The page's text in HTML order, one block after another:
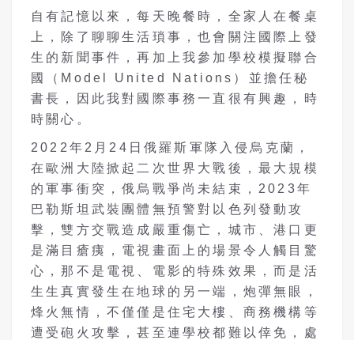
自有記憶以來，每天晚餐時，全家人在餐桌
上，除了聊聊生活瑣事，也會關注國際上發
生的新聞事件，再加上我參加學校模擬聯合
國（Model United Nations）並擔任秘
書長，因此我對國際事務一直很有興趣，時
時關心。
2022年2月24日俄羅斯軍隊入侵烏克蘭，
在歐洲大陸掀起二次世界大戰後，最大規模
的軍事衝突，俄烏戰爭尚未結束，2023年
巴勒斯坦武裝團體無預警對以色列發動攻
擊，雙方交戰造成嚴重傷亡，城市、港口更
是滿目瘡痍，電視畫面上的場景令人觸目驚
心，那不是電視、電影的特殊效果，而是活
生生真實發生在地球的另一端，炮彈無眼，
烽火無情，不僅僅是住宅大樓、商務機構等
遭受砲火攻擊，甚至連學校都難以倖免，處